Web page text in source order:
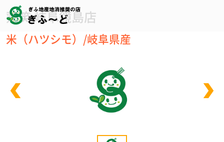
鶏笑 岐阜鏡島店
米（ハツシモ）/岐阜県産